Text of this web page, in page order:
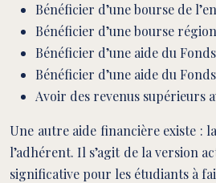
Bénéficier d’une bourse de
Bénéficier d’une bourse
Bénéficier d’une aide du
Bénéficier d’une aide du
Avoir des revenus supérieurs
Une autre aide financière existe :
l’adhérent. Il s’agit de la version
significative pour les étudiants à